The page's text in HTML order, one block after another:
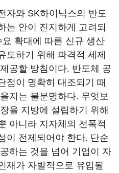
자와 SK하이닉스의 반도
는 안이 진지하게 고려되
확대에 따른 신규 생산
도하기 위해 파격적 세제
공할 방침이다. 반도체 공
점이 명확히 대조되기 때
지는 불분명하다. 무엇보
을 지방에 설립하기 위해
아니라 지자체의 전폭적
이 전제되어야 한다. 단순
하는 것을 넘어 기업이 자
재가 자발적으로 유입될